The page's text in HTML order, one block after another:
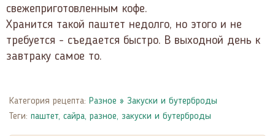
свежеприготовленным кофе.
Хранится такой паштет недолго, но этого и не
требуется - съедается быстро. В выходной день к
завтраку самое то.
Категория рецепта: Разное » Закуски и бутерброды
Теги: паштет, сайра, разное, закуски и бутерброды